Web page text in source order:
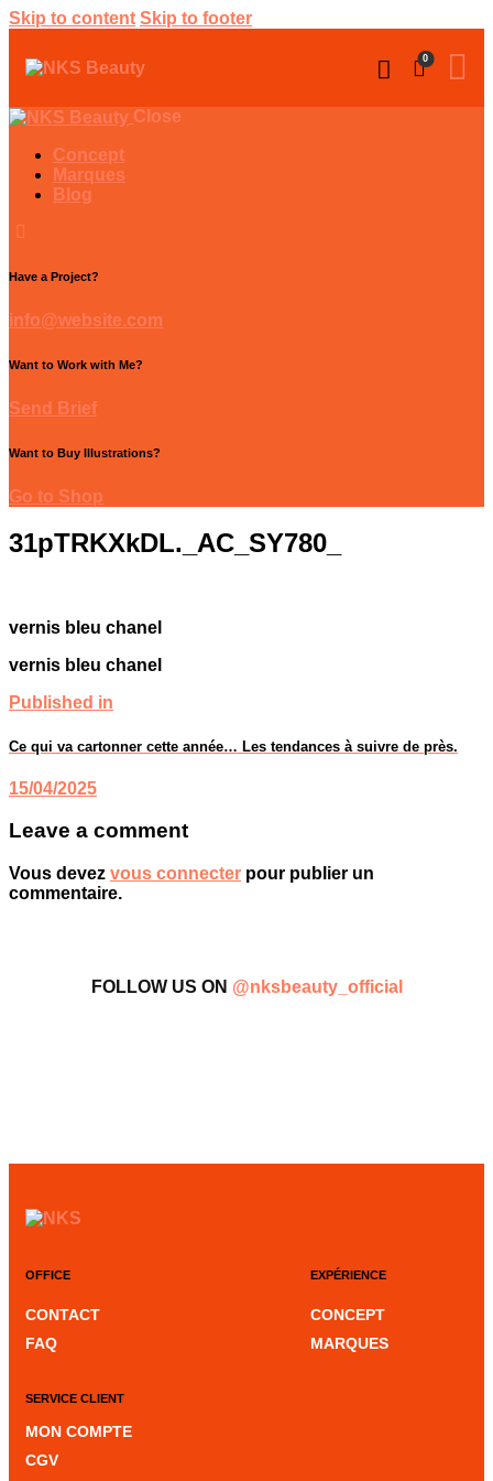
Skip to content Skip to footer
0
Close
Concept
Marques
Blog
Have a Project?
info@website.com
Want to Work with Me?
Send Brief
Want to Buy Illustrations?
Go to Shop
31pTRKXkDL._AC_SY780_
vernis bleu chanel
vernis bleu chanel
Published in
Ce qui va cartonner cette année… Les tendances à suivre de près.
15/04/2025
Leave a comment
Vous devez vous connecter pour publier un
commentaire.
FOLLOW US ON @nksbeauty_official
OFFICE
CONTACT
FAQ
EXPÉRIENCE
CONCEPT
MARQUES
SERVICE CLIENT
MON COMPTE
CGV